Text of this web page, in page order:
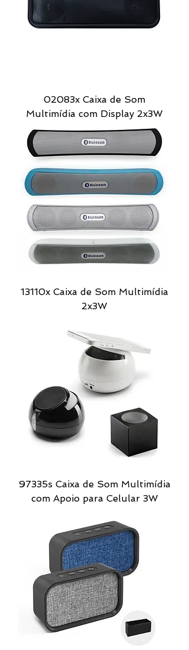
02083x Caixa de Som
Multimídia com Display 2x3W
13110x Caixa de Som Multimídia
2x3W
97335s Caixa de Som Multimídia
com Apoio para Celular 3W